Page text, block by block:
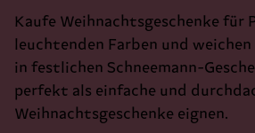
Kaufe Weihnachtsgeschenke für
leuchtenden Farben und
in festlichen Schneemann-
perfekt als einfache und
Weihnachtsgeschenke eignen.